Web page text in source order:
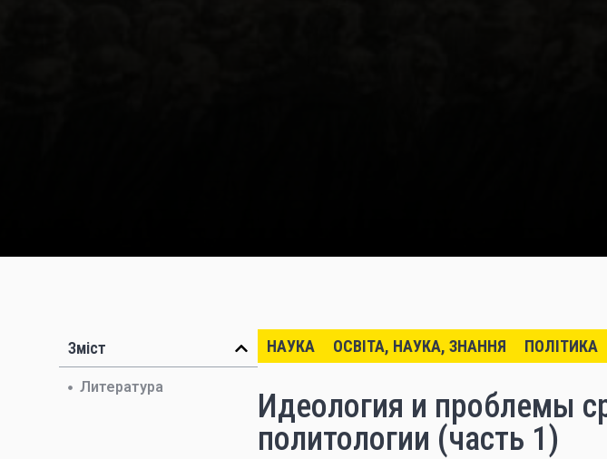
Зміст
Литература
НАУКА ОСВІТА, НАУКА, ЗНАННЯ ПОЛІТИКА
Идеология и проблемы
политологии (часть 1)